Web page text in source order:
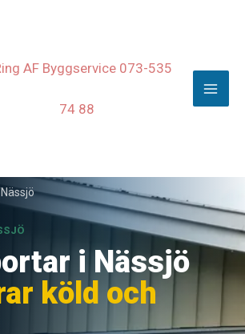
Nässjö
i Nässjö
köld och